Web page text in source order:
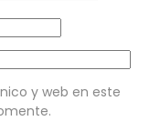
y web en este